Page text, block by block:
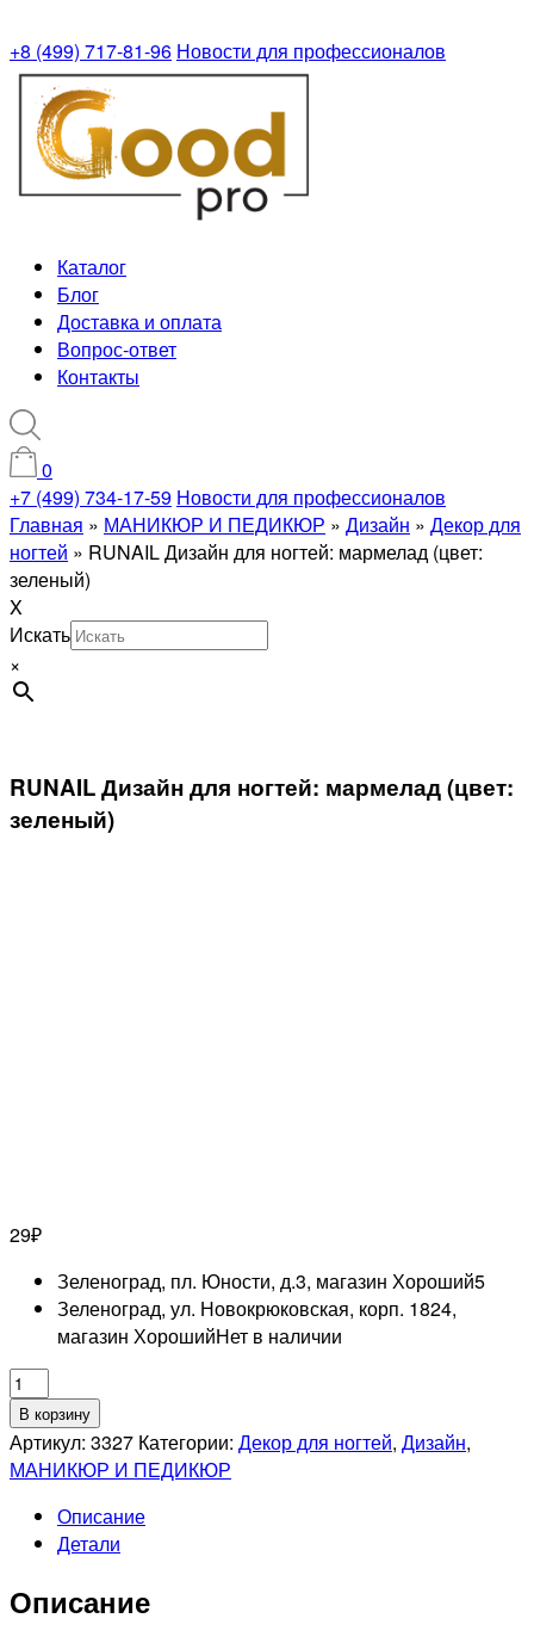
+8 (499) 717-81-96 Новости для профессионалов
Каталог
Блог
Доставка и оплата
Вопрос-ответ
Контакты
0
+7 (499) 734-17-59 Новости для профессионалов
Главная » МАНИКЮР И ПЕДИКЮР » Дизайн » Декор для
ногтей » RUNAIL Дизайн для ногтей: мармелад (цвет:
зеленый)
X
Искать
×
RUNAIL Дизайн для ногтей: мармелад (цвет:
зеленый)
29₽
Зеленоград, пл. Юности, д.3, магазин Хороший5
Зеленоград, ул. Новокрюковская, корп. 1824,
магазин ХорошийНет в наличии
Количество
товара
RUNAIL
Дизайн
ногтей:
мармелад
зеленый)
В корзину
Артикул: 3327 Категории: Декор для ногтей, Дизайн,
МАНИКЮР И ПЕДИКЮР
Описание
Детали
Описание